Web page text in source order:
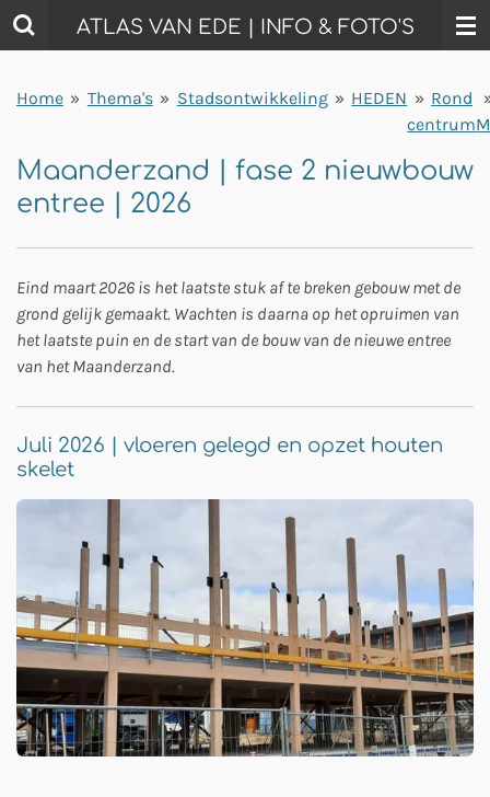
Ga
direct
de
ATLAS VAN EDE | INFO & FOTO'S
Home » Thema's » Stadsontwikkeling » HEDEN » Rond
centrum
Maanderzand | fase 2 nieuwbouw
entree | 2026
Eind maart 2026 is het laatste stuk af te breken gebouw met de
grond gelijk gemaakt. Wachten is daarna op het opruimen van
het laatste puin en de start van de bouw van de nieuwe entree
van het Maanderzand.
Juli 2026 | vloeren gelegd en opzet houten
skelet